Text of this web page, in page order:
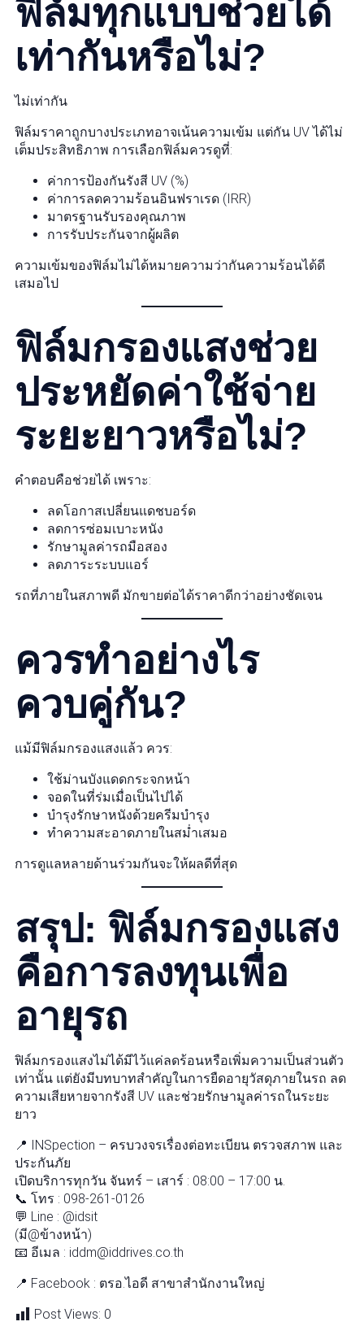
ฟิล์มทุกแบบช่วยได้
เท่ากันหรือไม่?
ไม่เท่ากัน
ฟิล์มราคาถูกบางประเภทอาจเน้นความเข้ม แต่กัน UV ได้ไม่
เต็มประสิทธิภาพ การเลือกฟิล์มควรดูที่:
ค่าการป้องกันรังสี UV (%)
ค่าการลดความร้อนอินฟราเรด (IRR)
มาตรฐานรับรองคุณภาพ
การรับประกันจากผู้ผลิต
ความเข้มของฟิล์มไม่ได้หมายความว่ากันความร้อนได้ดี
เสมอไป
ฟิล์มกรองแสงช่วย
ประหยัดค่าใช้จ่าย
ระยะยาวหรือไม่?
คำตอบคือช่วยได้ เพราะ:
ลดโอกาสเปลี่ยนแดชบอร์ด
ลดการซ่อมเบาะหนัง
รักษามูลค่ารถมือสอง
ลดภาระระบบแอร์
รถที่ภายในสภาพดี มักขายต่อได้ราคาดีกว่าอย่างชัดเจน
ควรทำอย่างไร
ควบคู่กัน?
แม้มีฟิล์มกรองแสงแล้ว ควร:
ใช้ม่านบังแดดกระจกหน้า
จอดในที่ร่มเมื่อเป็นไปได้
บำรุงรักษาหนังด้วยครีมบำรุง
ทำความสะอาดภายในสม่ำเสมอ
การดูแลหลายด้านร่วมกันจะให้ผลดีที่สุด
สรุป: ฟิล์มกรองแสง
คือการลงทุนเพื่อ
อายุรถ
ฟิล์มกรองแสงไม่ได้มีไว้แค่ลดร้อนหรือเพิ่มความเป็นส่วนตัว
เท่านั้น แต่ยังมีบทบาทสำคัญในการยืดอายุวัสดุภายในรถ ลด
ความเสียหายจากรังสี UV และช่วยรักษามูลค่ารถในระยะ
ยาว
📍 INSpection – ครบวงจรเรื่องต่อทะเบียน ตรวจสภาพ และ
ประกันภัย
เปิดบริการทุกวัน จันทร์ – เสาร์ : 08:00 – 17:00 น.
📞 โทร : 098-261-0126
💬 Line : @idsit
(มี@ข้างหน้า)
📧 อีเมล : iddm@iddrives.co.th
📍 Facebook : ตรอ.ไอดี สาขาสำนักงานใหญ่
Post Views: 0